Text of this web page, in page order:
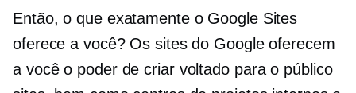
Então, o que exatamente o Google Sites
oferece a você? Os sites do Google oferecem
a você o poder de criar voltado para o público